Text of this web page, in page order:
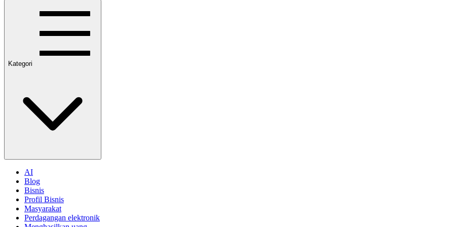
Kategori
AI
Blog
Bisnis
Profil Bisnis
Masyarakat
Perdagangan elektronik